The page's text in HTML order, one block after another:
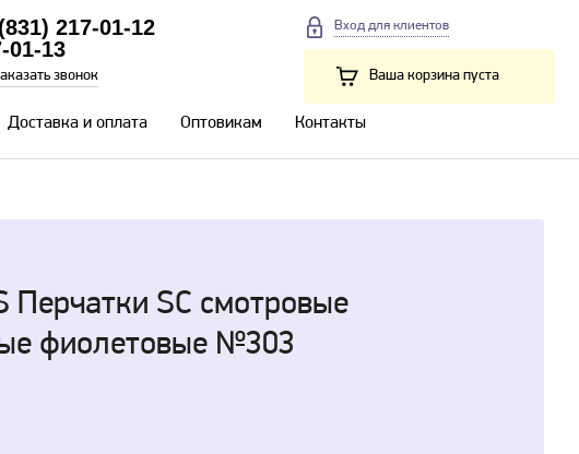
217-01-12
01-13
звонок
Вход для клиентов
Ваша корзина пуста
Доставка и оплата Оптовикам Контакты
Перчатки SС смотровые
фиолетовые №303